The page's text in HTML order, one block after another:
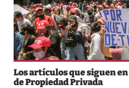
Los artículos que siguen
de Propiedad Privada